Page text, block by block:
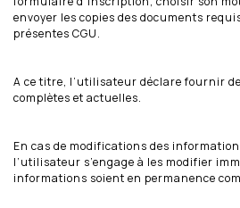
envoyer les copies des documents
présentes CGU.
A ce titre, l’utilisateur déclare fournir
complètes et actuelles.
En cas de modifications des
l’utilisateur s’engage à les modifier
informations soient en permanence